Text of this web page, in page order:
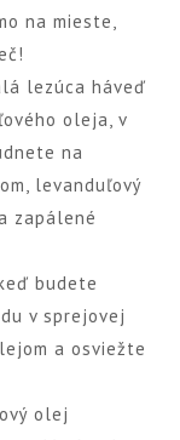
na mieste,
lezúca háveď
oleja, v
na
levanduľový
zapálené
budete
v sprejovej
a osviežte
olej